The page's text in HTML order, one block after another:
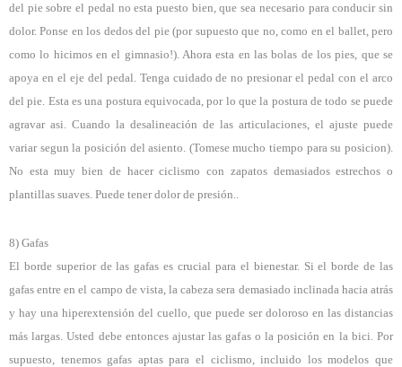
del pie sobre el pedal no esta puesto bien, que sea necesario para conducir sin
dolor. Ponse en los dedos del pie (por supuesto que no, como en el ballet, pero
como lo hicimos en el gimnasio!). Ahora esta en las bolas de los pies, que se
apoya en el eje del pedal. Tenga cuidado de no presionar el pedal con el arco
del pie. Esta es una postura equivocada, por lo que la postura de todo se puede
agravar asi. Cuando la desalineación de las articulaciones, el ajuste puede
variar segun la posición del asiento. (Tomese mucho tiempo para su posicion).
No esta muy bien de hacer ciclismo con zapatos demasiados estrechos o
plantillas suaves. Puede tener dolor de presión..
8) Gafas
El borde superior de las gafas es crucial para el bienestar. Si el borde de las
gafas entre en el campo de vista, la cabeza sera demasiado inclinada hacia atrás
y hay una hiperextensión del cuello, que puede ser doloroso en las distancias
más largas. Usted debe entonces ajustar las gafas o la posición en la bici. Por
supuesto, tenemos gafas aptas para el ciclismo, incluido los modelos que